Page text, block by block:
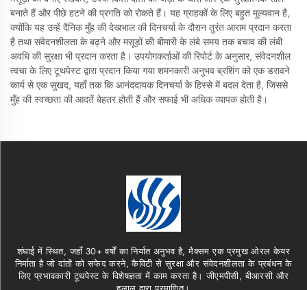
बनाते हैं और पीछे हटने की प्रगति को रोकते हैं। यह ग्राहकों के लिए बहुत मूल्यवान है,
क्योंकि यह उन्हें दैनिक मुँह की देखभाल की दिनचर्या के दौरान तुरंत आराम प्रदान करता
है तथा संवेदनशीलता के बढ़ने और मसूड़ों की बीमारी के लंबे समय तक बचाव की लंबी
अवधि की सुरक्षा भी प्रदान करता है। उपयोगकर्ताओं की रिपोर्ट के अनुसार, संवेदनशील
त्वचा के लिए टूथपेस्ट द्वारा प्रदान किया गया शमनकारी अनुभव ब्रशिंग को एक डरावने
कार्य से एक सुखद, यहाँ तक कि आनंददायक दिनचर्या के हिस्से में बदल देता है, जिससे
मुँह की स्वच्छता की आदतें बेहतर होती हैं और सफाई भी अधिक व्यापक होती है।
शंघाई में स्थित, जहाँ 30+ वर्षों का निर्यात अनुभव है, मैक्सम एक प्रमुख ओरल केयर
निर्माता है जो दांतों को सफेद करने, कैविटी से सुरक्षा और संवेदनशीलता के प्रबंधन के
लिए प्रभावकारी टूथपेस्ट के विशेषज्ञता में काम करता है। जीएमपीसी, बीआरसी और